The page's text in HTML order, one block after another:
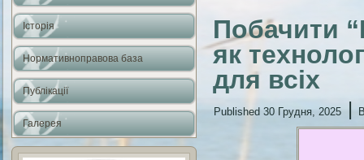
Історія
Нормативноправова база
Публікації
Галерея
Побачити
як
для всіх
Published 30 Грудня, 2025 |